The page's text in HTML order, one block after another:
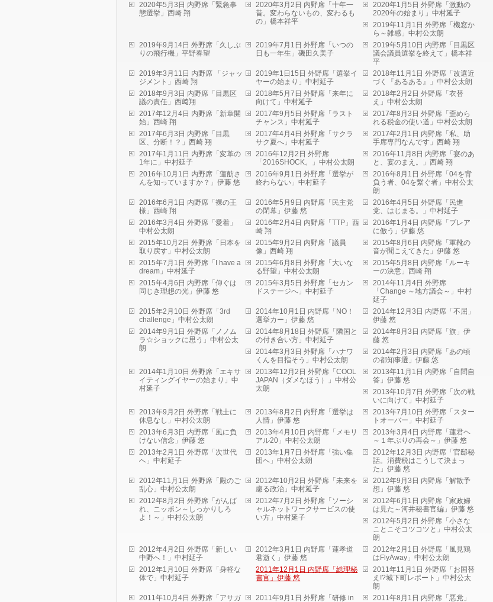
2020年5月3日 内野席「緊急事
態選挙」西崎 翔
2020年3月2日 内野席「十年一
昔。変わらないもの、変わるも
の」橋本祥平
2020年1月5日 外野席「激動の
2020年の始まり」中村延子
2019年11月1日 外野席「機窓か
ら～雑感」中村公太朗
2019年9月14日 外野席「久しぶ
りの飛行機」平野春望
2019年7月1日 外野席「いつの
日も一年生」磯田久美子
2019年5月10日 内野席「目黒区
議会議員選挙を終えて」橋本祥
平
2019年3月11日 内野席 「ジャッ
ジメント」西崎 翔
2019年1日15日 外野席「選挙イ
ヤーの始まり」中村延子
2018年11月1日 外野席「改選近
づく『あるある』」中村公太朗
2018年9月3日 内野席「目黒区
議の責任」西﨑翔
2018年5月7日 外野席「来年に
向けて」中村延子
2018年2月2日 外野席「衣替
え」中村公太朗
2017年12月4日 内野席「新章開
始」西崎 翔
2017年9月5日 外野席「ラスト
チャンス」中村延子
2017年8月3日 外野席「歪めら
れる税金の使い道」中村公太朗
2017年6月3日 内野席「目黒
区、分断！？」西崎 翔
2017年4月4日 外野席「サクラ
サク夏へ」中村延子
2017年2月1日 内野席「私、助
手席専門なんです」西崎 翔
2017年1月11日 内野席「変革の
1年に」中村延子
2016年12月2日 外野席
「2016SHOCK。」中村公太朗
2016年11月8日 内野席「宴のあ
と、宴のまえ。」西崎 翔
2016年10月1日 内野席「蓮舫さ
んを知っていますか？」伊藤 悠
2016年9月1日 外野席「選挙が
終わらない」中村延子
2016年8月1日 外野席「04を背
負う者、04を繋ぐ者」中村公太
朗
2016年6月1日 内野席「裸の王
様」西崎 翔
2016年5月9日 内野席「民主党
の閉幕」伊藤 悠
2016年4月5日 外野席「民進
党、はじまる。」中村延子
2016年3月4日 外野席「愛着」
中村公太朗
2016年2月4日 内野席「TTP」西
崎 翔
2016年1月4日 内野席「ブレア
に倣う」伊藤 悠
2015年10月2日 外野席「日本を
取り戻す」中村公太朗
2015年9月2日 内野席「議員
像」西崎 翔
2015年8月6日 内野席「軍靴の
音が聞こえてきた」伊藤 悠
2015年7月1日 外野席「I have a
dream」中村延子
2015年6月8日 外野席「大いな
る野望」中村公太朗
2015年5月8日 内野席「ルーキ
ーの決意」西崎 翔
2015年4月6日 内野席「仰ぐは
同じき理想の光」伊藤 悠
2015年3月5日 外野席「セカン
ドステージへ」中村延子
2014年11月4日 外野席
「Change ～地方議会～」中村
延子
2015年2月10日 外野席「3rd
challenge」中村公太朗
2014年10月1日 内野席「NO！
選挙カー」伊藤 悠
2014年12月3日 内野席「不屈」
伊藤 悠
2014年9月1日 外野席「ノノム
ラ☆ショックに思う」中村公太
朗
2014年8月18日 外野席「隣国と
の付き合い方」中村延子
2014年8月3日 内野席「旗」伊
藤 悠
2014年3月3日 外野席「ハナワ
くんを目指そう」中村公太朗
2014年2月3日 内野席「あの頃
の都知事選」伊藤 悠
2014年1月10日 外野席「エキサ
イティングイヤーの始まり」中
村延子
2013年12月2日 外野席「COOL
JAPAN（ダメなほう）」中村公
太朗
2013年11月1日 内野席「自問自
答」伊藤 悠
2013年10月7日 外野席「次の戦
いに向けて」中村延子
2013年9月2日 外野席「戦士に
休息なし」中村公太朗
2013年8月2日 内野席「選挙は
人情」伊藤 悠
2013年7月10日 外野席「スター
トオーバー」中村延子
2013年6月3日 内野席「風に負
けない信念」伊藤 悠
2013年4月10日 内野席「メモリ
アル20」中村公太朗
2013年3月4日 内野席「蓮君ヘ
～１年ぶりの再会～」伊藤 悠
2013年2月1日 外野席「次世代
へ」中村延子
2013年1月7日 外野席「強い集
団へ」中村公太朗
2012年12月3日 内野席「官邸秘
話。消費税はこうして決まっ
た」伊藤 悠
2012年11月1日 外野席「殿のご
乱心」中村公太朗
2012年10月2日 外野席「未来を
慮る政治」中村延子
2012年9月3日 内野席「解散予
想」伊藤 悠
2012年8月2日 外野席「がんば
れ、ニッポン～しっかりしろ
よ！～」中村公太朗
2012年7月2日 外野席「ソーシ
ャルネットワークサービスの使
い方」中村延子
2012年6月1日 内野席「家政婦
は見た～河井秘書官編」伊藤 悠
2012年5月2日 外野席「小さな
ことこそコツコツと」中村公太
朗
2012年4月2日 外野席「新しい
中野へ！」中村延子
2012年3月1日 内野席「蓮孝道
君逝く」伊藤 悠
2012年2月1日 外野席「風見鶏
はFlyAway」中村公太朗
2012年1月10日 外野席「身軽な
体で」中村延子
2011年12月1日 内野席「総理秘
書官」伊藤 悠
2011年11月1日 外野席「お国替
え!?城下町レポート」中村公太
朗
2011年10月4日 外野席「アサガ
2011年9月1日 外野席「研修 in 2011年8月1日 内野席「悪党」